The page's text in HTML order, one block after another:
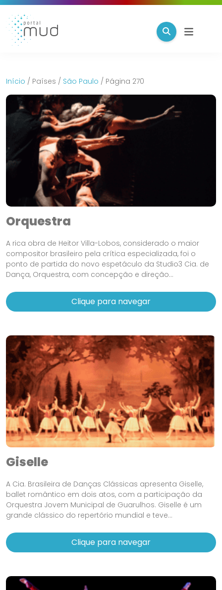
Início / Países / São Paulo / Página 270
Orquestra
A rica obra de Heitor Villa-Lobos, considerado o maior
compositor brasileiro pela crítica especializada, foi o
ponto de partida do novo espetáculo da Studio3 Cia. de
Dança, Orquestra, com concepção e direção...
Clique para navegar
Giselle
A Cia. Brasileira de Danças Clássicas apresenta Giselle,
ballet romântico em dois atos, com a participação da
Orquestra Jovem Municipal de Guarulhos. Giselle é um
grande clássico do repertório mundial e teve...
Clique para navegar